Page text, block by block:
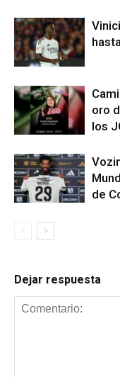
oro
los
de
Dejar respuesta